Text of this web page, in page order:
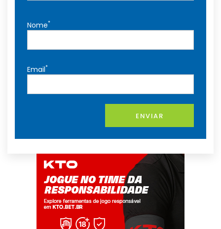
Nome*
Email*
ENVIAR